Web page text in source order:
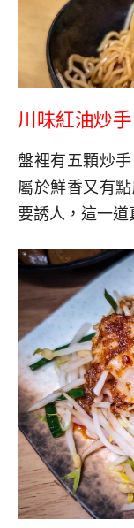
川味紅油炒手
盤裡有五顆炒
屬於鮮香又有
要誘人，這一道